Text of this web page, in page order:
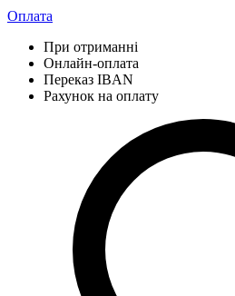
Оплата
При отриманні
Онлайн-оплата
Переказ IBAN
Рахунок на оплату